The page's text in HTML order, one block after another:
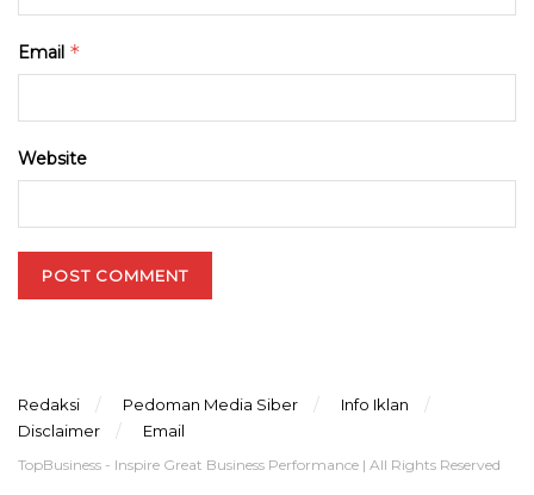
Email *
Website
Redaksi Pedoman Media Siber
Info Iklan
Disclaimer
Email
TopBusiness - Inspire Great Business Performance | All Rights Reserved